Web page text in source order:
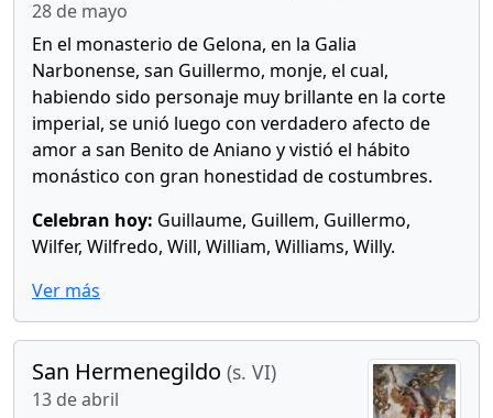
28 de mayo
En el monasterio de Gelona, en la Galia
Narbonense, san Guillermo, monje, el cual,
habiendo sido personaje muy brillante en la corte
imperial, se unió luego con verdadero afecto de
amor a san Benito de Aniano y vistió el hábito
monástico con gran honestidad de costumbres.
Celebran hoy: Guillaume, Guillem, Guillermo,
Wilfer, Wilfredo, Will, William, Williams, Willy.
Ver más
San Hermenegildo (s. VI)
13 de abril